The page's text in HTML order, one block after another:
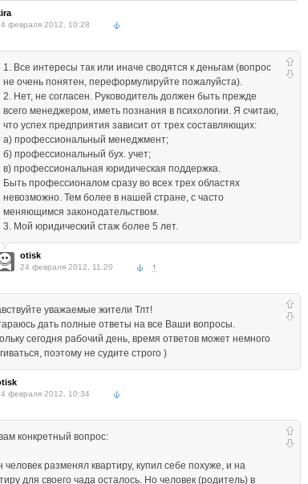
февраля 2012, 10:28
1. Все интересы так или иначе сводятся к деньгам (вопрос
не очень понятен, переформулируйте пожалуйста).
2. Нет, не согласен. Руководитель должен быть прежде
всего менеджером, иметь познания в психологии. Я считаю,
что успех предприятия зависит от трех составляющих:
а) профессиональный менеджмент;
б) профессиональный бух. учет;
в) профессиональная юридическая поддержка.
Быть профессионалом сразу во всех трех областях
невозможно. Тем более в нашей стране, с часто
меняющимся законодательством.
3. Мой юридический стаж более 5 лет.
otisk
24 февраля 2012, 11:20 ↑
уважаемые жители Тлт!
дать полные ответы на все Ваши вопросы.
сегодня рабочий день, время ответов может немного
поэтому не судите строго )
февраля 2012, 10:34
конкретный вопрос:
человек разменял квартиру, купил себе похуже, и на
для своего чада осталось. Но человек (родитель) в